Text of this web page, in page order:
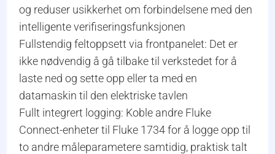
og reduser usikkerhet om forbindelsene med den
intelligente verifiseringsfunksjonen
Fullstendig feltoppsett via frontpanelet: Det er
ikke nødvendig å gå tilbake til verkstedet for å
laste ned og sette opp eller ta med en
datamaskin til den elektriske tavlen
Fullt integrert logging: Koble andre Fluke
Connect-enheter til Fluke 1734 for å logge opp til
to andre måleparametere samtidig, praktisk talt